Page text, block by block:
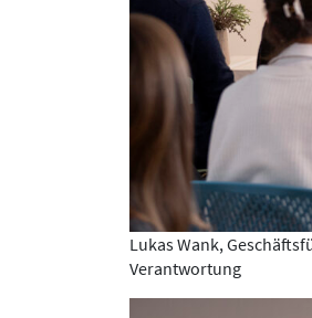
Lukas Wank,
Verantwortung